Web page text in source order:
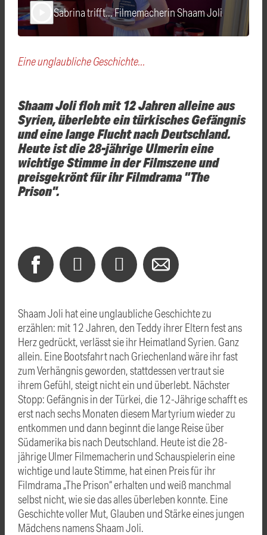
Sabrina trifft... Filmemacherin Shaam Joli
Eine unglaubliche Geschichte...
Shaam Joli floh mit 12 Jahren alleine aus
Syrien, überlebte ein türkisches Gefängnis
und eine lange Flucht nach Deutschland.
Heute ist die 28-jährige Ulmerin eine
wichtige Stimme in der Filmszene und
preisgekrönt für ihr Filmdrama "The
Prison".
Shaam Joli hat eine unglaubliche Geschichte zu
erzählen: mit 12 Jahren, den Teddy ihrer Eltern fest ans
Herz gedrückt, verlässt sie ihr Heimatland Syrien. Ganz
allein. Eine Bootsfahrt nach Griechenland wäre ihr fast
zum Verhängnis geworden, stattdessen vertraut sie
ihrem Gefühl, steigt nicht ein und überlebt. Nächster
Stopp: Gefängnis in der Türkei, die 12-Jährige schafft es
erst nach sechs Monaten diesem Martyrium wieder zu
entkommen und dann beginnt die lange Reise über
Südamerika bis nach Deutschland. Heute ist die 28-
jährige Ulmer Filmemacherin und Schauspielerin eine
wichtige und laute Stimme, hat einen Preis für ihr
Filmdrama „The Prison“ erhalten und weiß manchmal
selbst nicht, wie sie das alles überleben konnte. Eine
Geschichte voller Mut, Glauben und Stärke eines jungen
Mädchens namens Shaam Joli.